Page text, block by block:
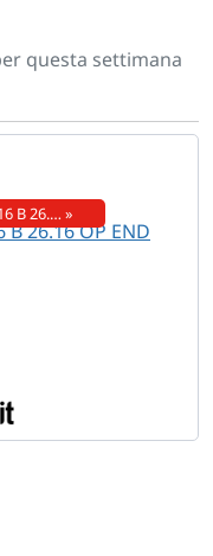
questa settimana
B 26.… »